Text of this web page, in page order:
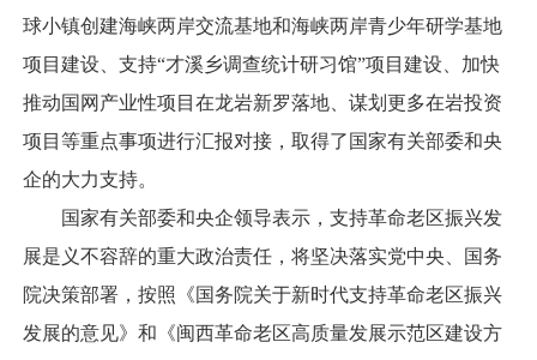
球小镇创建海峡两岸交流基地和海峡两岸青少年研学基地
项目建设、支持“才溪乡调查统计研习馆”项目建设、加快
推动国网产业性项目在龙岩新罗落地、谋划更多在岩投资
项目等重点事项进行汇报对接，取得了国家有关部委和央
企的大力支持。
国家有关部委和央企领导表示，支持革命老区振兴发
展是义不容辞的重大政治责任，将坚决落实党中央、国务
院决策部署，按照《国务院关于新时代支持革命老区振兴
发展的意见》和《闽西革命老区高质量发展示范区建设方